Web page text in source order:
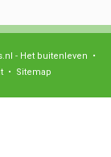
- Het buitenleven •
• Sitemap